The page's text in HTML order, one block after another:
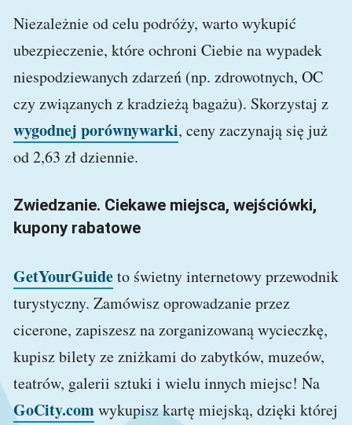
Niezależnie od celu podróży, warto wykupić
ubezpieczenie, które ochroni Ciebie na wypadek
niespodziewanych zdarzeń (np. zdrowotnych, OC
czy związanych z kradzieżą bagażu). Skorzystaj z
wygodnej porównywarki, ceny zaczynają się już
od 2,63 zł dziennie.
Zwiedzanie. Ciekawe miejsca, wejściówki,
kupony rabatowe
GetYourGuideto świetny internetowy przewodnik
turystyczny. Zamówisz oprowadzanie przez
cicerone, zapiszesz na zorganizowaną wycieczkę,
kupisz bilety ze zniżkami do zabytków, muzeów,
teatrów, galerii sztuki i wielu innych miejsc! Na
GoCity.comwykupisz kartę miejską, dzięki której